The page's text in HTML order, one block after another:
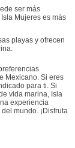
ser más
Mujeres es más
playas y ofrecen
Mexicano. Si eres
para ti. Si
vida marina, Isla
experiencia
mundo. ¡Disfruta